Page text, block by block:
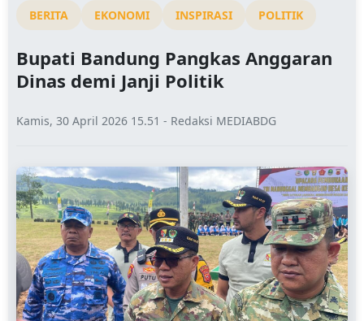
BERITA EKONOMI INSPIRASI POLITIK
Bupati Bandung Pangkas Anggaran
Dinas demi Janji Politik
Kamis, 30 April 2026 15.51 - Redaksi MEDIABDG